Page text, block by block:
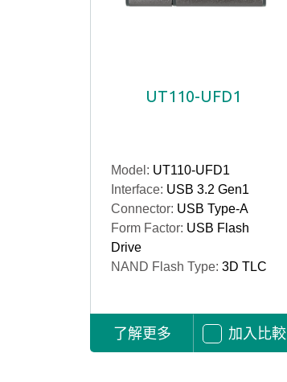
UT110-UFD1
Model: UT110-UFD1
Interface: USB 3.2 Gen1
Connector: USB Type-A
Form Factor: USB Flash
Drive
NAND Flash Type: 3D TLC
了解更多 加入比較